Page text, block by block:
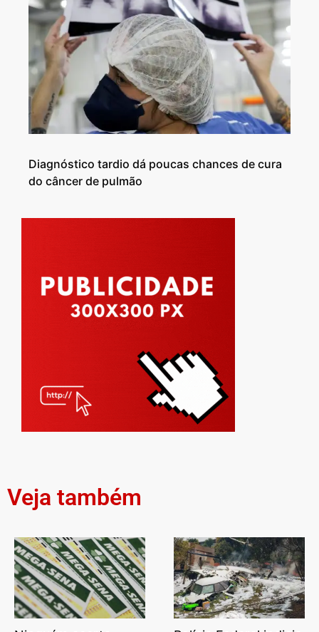
Diagnóstico tardio dá poucas chances de cura
do câncer de pulmão
Veja também